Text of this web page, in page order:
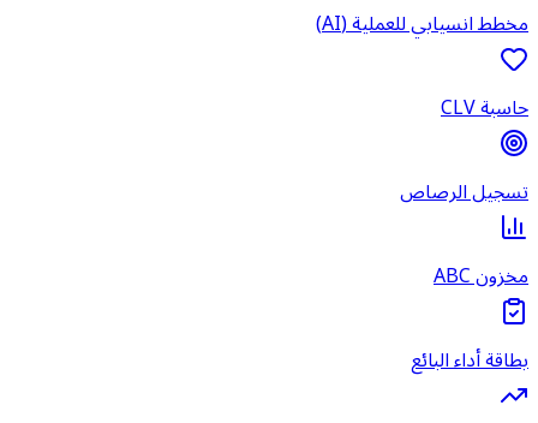
مخطط انسيابي للعملية (AI)
حاسبة CLV
تسجيل الرصاص
مخزون ABC
بطاقة أداء البائع